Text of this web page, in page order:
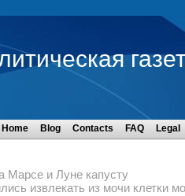
Home Blog Contacts FAQ Legal
Марсе и Луне капусту
извлекать из мочи клетки